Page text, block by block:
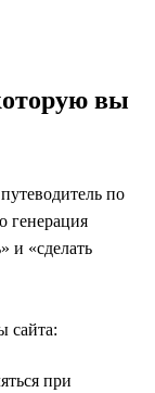
вы
по
генерация
и «сделать
сайта:
при